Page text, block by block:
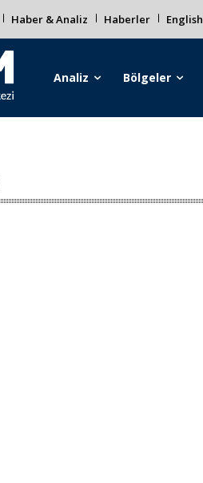
Haber & Analiz Haberler English
Analiz Bölgeler